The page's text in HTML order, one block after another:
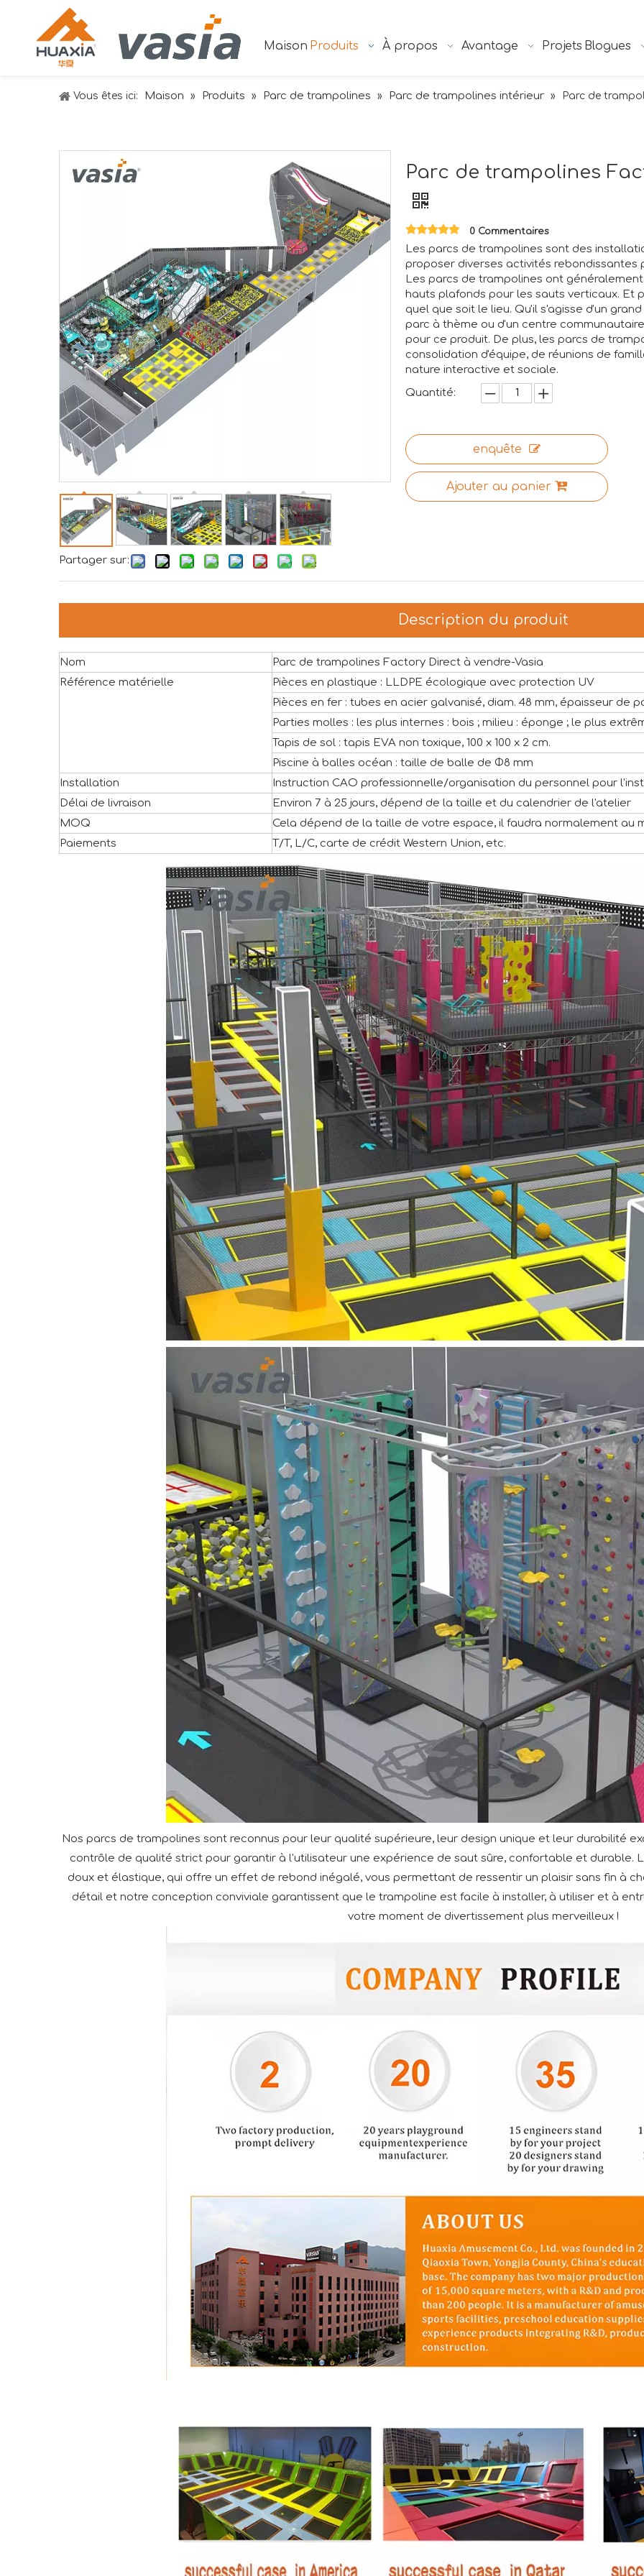
Maison Produits À propos Avantage Projets Blogues
Vous êtes ici: Maison » Produits » Parc de trampolines » Parc de trampolines intérieur » Parc de
Partager sur:
Parc de trampolines
0 Commentaires
Les parcs de trampolines sont des
proposer diverses activités rebondissantes
Les parcs de trampolines ont
hauts plafonds pour les sauts verticaux. Et
quel que soit le lieu. Qu'il s'agisse d'un
parc à thème ou d'un centre
pour ce produit. De plus, les parcs de
consolidation d'équipe, de réunions de
nature interactive et sociale.
Quantité:
enquête
Ajouter au panier
Description du produit
Nom
Parc de trampolines Factory Direct à vendre-Vasia
Référence matérielle
Pièces en plastique : LLDPE écologique avec protection UV
Pièces en fer : tubes en acier galvanisé, diam. 48 mm, épaisseur de
Parties molles : les plus internes : bois ; milieu : éponge ; le plus
Tapis de sol : tapis EVA non toxique, 100 x 100 x 2 cm.
Piscine à balles océan : taille de balle de Φ8 mm
Installation
Instruction CAO professionnelle/organisation du personnel pour
Délai de livraison
Environ 7 à 25 jours, dépend de la taille et du calendrier de l'atelier
MOQ
Cela dépend de la taille de votre espace, il faudra normalement au
Paiements
T/T, L/C, carte de crédit Western Union, etc.
Nos parcs de trampolines sont reconnus pour leur qualité supérieure, leur design unique et leur durabilité
contrôle de qualité strict pour garantir à l'utilisateur une expérience de saut sûre, confortable et durable.
doux et élastique, qui offre un effet de rebond inégalé, vous permettant de ressentir un plaisir sans fin à
détail et notre conception conviviale garantissent que le trampoline est facile à installer, à utiliser et à
votre moment de divertissement plus merveilleux !